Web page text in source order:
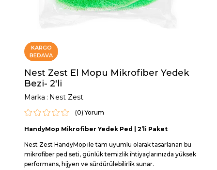
KARGO
BEDAVA
Nest Zest El Mopu Mikrofiber Yedek
Bezi- 2'li
Marka : Nest Zest
(0)
HandyMop Mikrofiber Yedek Ped | 2’li Paket
Nest Zest HandyMop ile tam uyumlu olarak tasarlanan bu
mikrofiber ped seti, günlük temizlik ihtiyaçlarınızda yüksek
performans, hijyen ve sürdürülebilirlik sunar.